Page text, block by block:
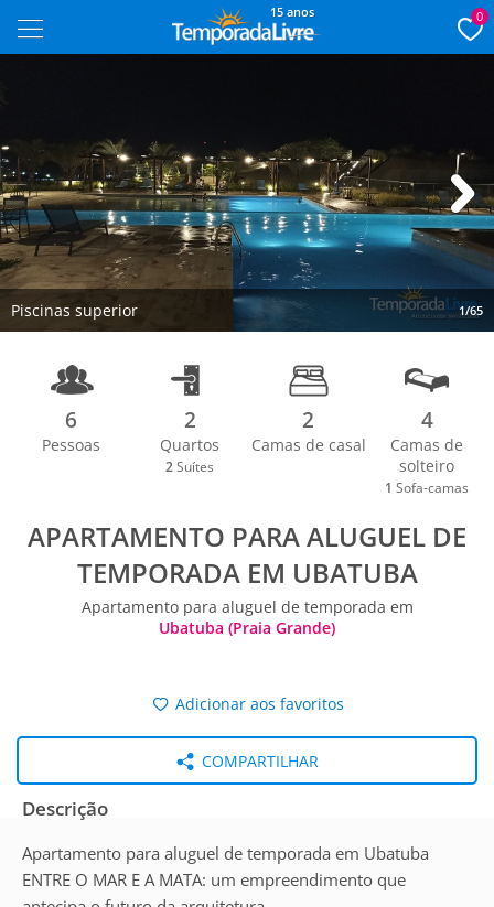
15 anos 0
Piscinas superior 1/65
Next
6
Pessoas
2
Quartos
2 Suítes
2
Camas de casal
4
Camas de
solteiro
1 Sofa-camas
APARTAMENTO PARA ALUGUEL DE
TEMPORADA EM UBATUBA
Apartamento para aluguel de temporada em
Ubatuba (Praia Grande)
Adicionar aos favoritos
COMPARTILHAR
Descrição
Apartamento para aluguel de temporada em Ubatuba
ENTRE O MAR E A MATA: um empreendimento que